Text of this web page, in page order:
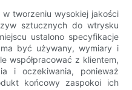
tworzeniu wysokiej jakości
sztucznych do wtrysku
ustalono specyfikacje
być używany, wymiary i
współpracować z klientem,
i oczekiwania, ponieważ
końcowy zaspokoi ich